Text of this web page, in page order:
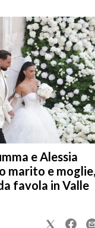
e Alessia
marito e
favola in Valle